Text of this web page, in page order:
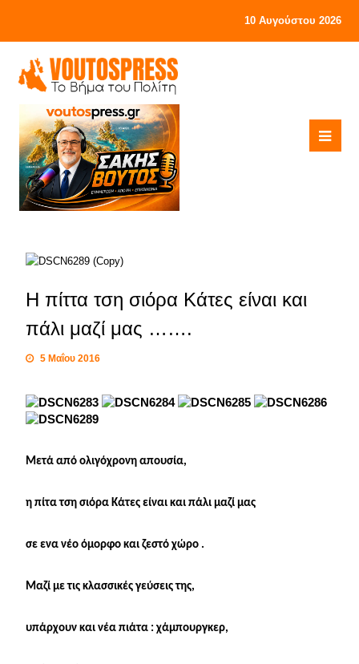
10 Αυγούστου 2026
Η πίττα τση σιόρα Κάτες είναι και
πάλι μαζί μας …….
5 Μαΐου 2016
Μετά από ολιγόχρονη απουσία,
η πίτα τση σιόρα Κάτες είναι και πάλι μαζί μας
σε ενα νέο όμορφο και ζεστό χώρο .
Μαζί με τις κλασσικές γεύσεις της,
υπάρχουν και νέα πιάτα : χάμπουργκερ,